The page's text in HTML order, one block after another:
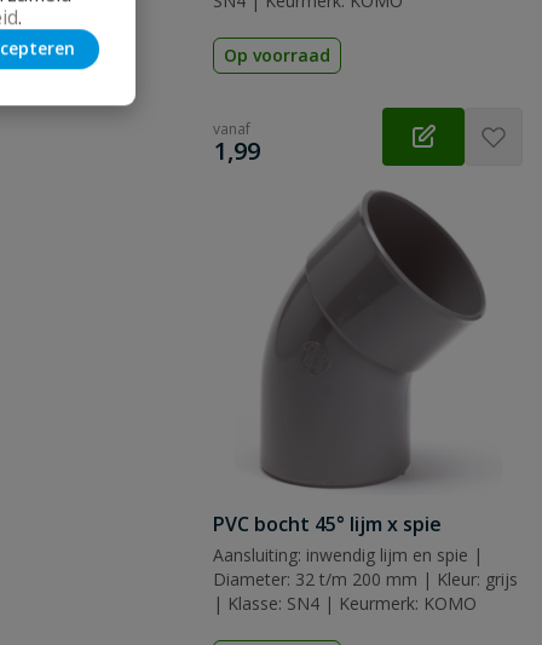
.
Op voorraad
vanaf
€
1,99
PVC bocht 45° lijm x spie
Aansluiting: inwendig lijm en spie |
Diameter: 32 t/m 200 mm | Kleur: grijs
| Klasse: SN4 | Keurmerk: KOMO